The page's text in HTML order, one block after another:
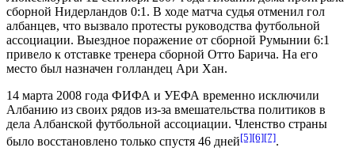
сборной Нидерландов 0:1. В ходе матча судья отменил гол
албанцев, что вызвало протесты руководства футбольной
ассоциации. Выездное поражение от сборной Румынии 6:1
привело к отставке тренера сборной Отто Барича. На его
место был назначен голландец Ари Хан.
14 марта 2008 года ФИФА и УЕФА временно исключили
Албанию из своих рядов из-за вмешательства политиков в
дела Албанской футбольной ассоциации. Членство страны
было восстановлено только спустя 46 дней[5][6][7].